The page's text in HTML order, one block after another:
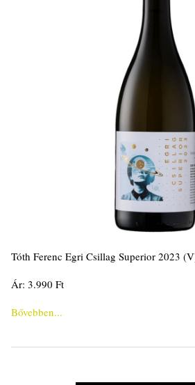
Tóth Ferenc Egri Csillag Superior 2023
Ár: 3.990 Ft
Bővebben...